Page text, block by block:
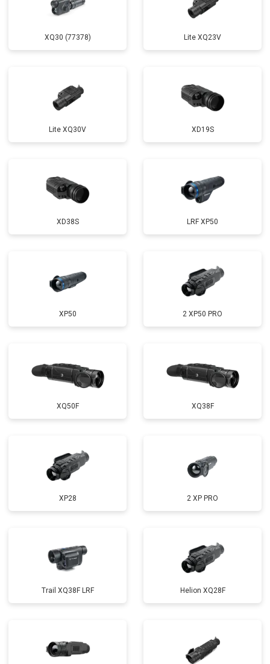
XQ30 (77378) Lite XQ23V
Lite XQ30V XD19S
XD38S LRF XP50
XP50 2 XP50 PRO
XQ50F XQ38F
XP28 2 XP PRO
Trail XQ38F LRF Helion XQ28F